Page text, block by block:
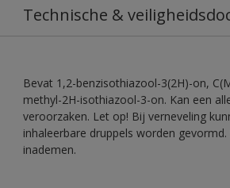
Technische &
Bevat 1,2-benzisothiazool-3(2H)-on,
methyl-2H-isothiazool-3-on. Kan een
veroorzaken. Let op! Bij verneveling
inhaleerbare druppels worden gevormd.
inademen.